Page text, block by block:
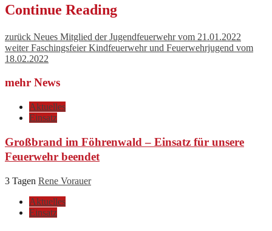
Continue Reading
zurück Neues Mitglied der Jugendfeuerwehr vom 21.01.2022
weiterFaschingsfeier Kindfeuerwehr und Feuerwehrjugend vom
18.02.2022
mehr News
Aktuelles
Einsatz
Großbrand im Föhrenwald – Einsatz für unsere
Feuerwehr beendet
3 Tagen Rene Vorauer
Aktuelles
Einsatz